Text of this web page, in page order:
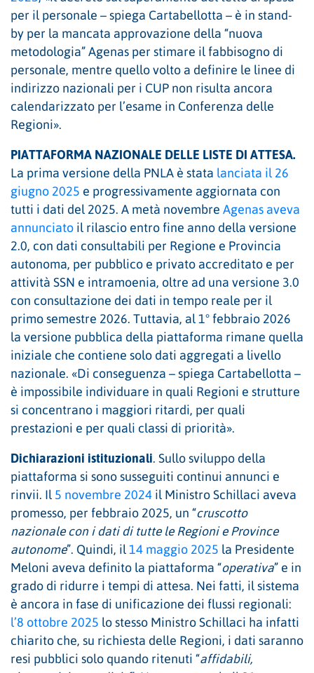
per il personale – spiega Cartabellotta – è in stand-
by per la mancata approvazione della “nuova
metodologia” Agenas per stimare il fabbisogno di
personale, mentre quello volto a definire le linee di
indirizzo nazionali per i CUP non risulta ancora
calendarizzato per l’esame in Conferenza delle
Regioni».
PIATTAFORMA NAZIONALE DELLE LISTE DI ATTESA.
La prima versione della PNLA è stata lanciata il 26
giugno 2025 e progressivamente aggiornata con
tutti i dati del 2025. A metà novembre Agenas aveva
annunciato il rilascio entro fine anno della versione
2.0, con dati consultabili per Regione e Provincia
autonoma, per pubblico e privato accreditato e per
attività SSN e intramoenia, oltre ad una versione 3.0
con consultazione dei dati in tempo reale per il
primo semestre 2026. Tuttavia, al 1° febbraio 2026
la versione pubblica della piattaforma rimane quella
iniziale che contiene solo dati aggregati a livello
nazionale. «Di conseguenza – spiega Cartabellotta –
è impossibile individuare in quali Regioni e strutture
si concentrano i maggiori ritardi, per quali
prestazioni e per quali classi di priorità».
Dichiarazioni istituzionali. Sullo sviluppo della
piattaforma si sono susseguiti continui annunci e
rinvii. Il 5 novembre 2024 il Ministro Schillaci aveva
promesso, per febbraio 2025, un “cruscotto
nazionale con i dati di tutte le Regioni e Province
autonome”. Quindi, il 14 maggio 2025 la Presidente
Meloni aveva definito la piattaforma “operativa” e in
grado di ridurre i tempi di attesa. Nei fatti, il sistema
è ancora in fase di unificazione dei flussi regionali:
l’8 ottobre 2025 lo stesso Ministro Schillaci ha infatti
chiarito che, su richiesta delle Regioni, i dati saranno
resi pubblici solo quando ritenuti “affidabili,